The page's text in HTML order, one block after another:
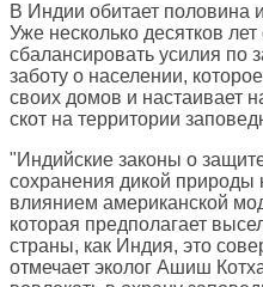
В Индии обитает половина
Уже несколько десятков
сбалансировать усилия
заботу о населении,
своих домов и настаивает
скот на территории
"Индийские законы о
сохранения дикой природы
влиянием американской
которая предполагает
страны, как Индия, это
отмечает эколог Ашиш